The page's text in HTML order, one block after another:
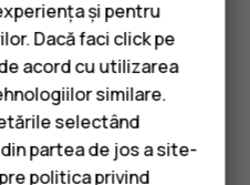
uri
are suficientă
Wi-Fi, deoarece
un volum mare de
și pentru
Dacă faci click pe
acord cu utilizarea
similare.
selectând
partea de jos a site-
politica privind